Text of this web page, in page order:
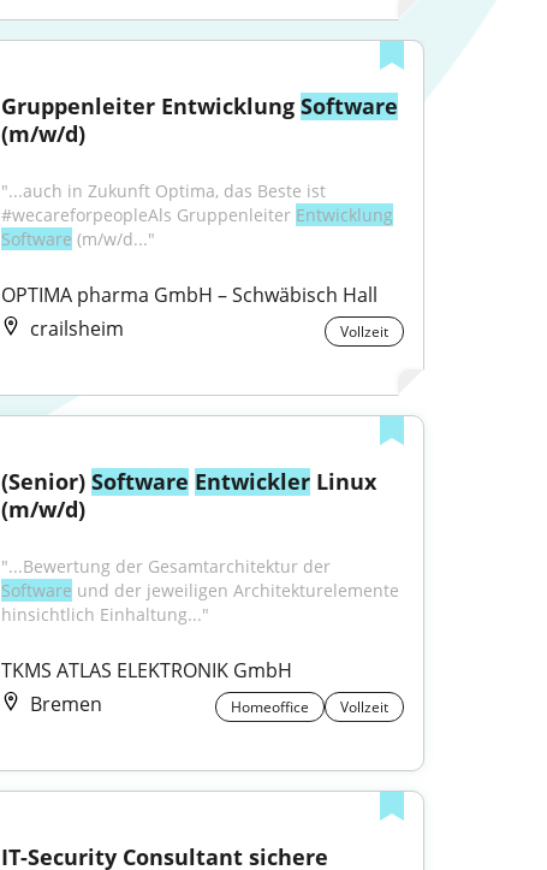
Gruppenleiter Entwicklung Software
(m/w/d)
"...auch in Zukunft Optima, das Beste ist
#wecareforpeopleAls Gruppenleiter Entwicklung
Software (m/w/d..."
OPTIMA pharma GmbH – Schwäbisch Hall
crailsheim
Vollzeit
(Senior) Software Entwickler Linux
(m/w/d)
"...Bewertung der Gesamtarchitektur der
Software und der jeweiligen Architekturelemente
hinsichtlich Einhaltung..."
TKMS ATLAS ELEKTRONIK GmbH
Bremen
Homeoffice Vollzeit